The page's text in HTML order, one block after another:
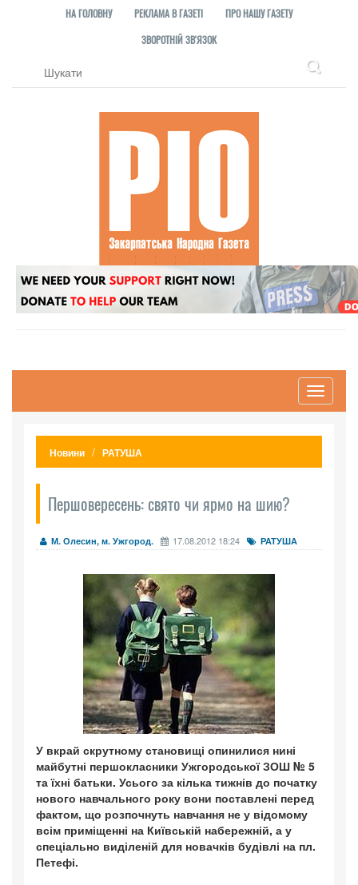
НА ГОЛОВНУ РЕКЛАМА В ГАЗЕТІ
ПРО НАШУ ГАЗЕТУ
ЗВОРОТНІЙ ЗВ'ЯЗОК
Toggle
Новини РАТУША
Першовересень: свято чи ярмо на шию?
М. Олесин, м. Ужгород. 17.08.2012 18:24 РАТУША
У вкрай скрутному становищі опинилися нині
майбутні першокласники Ужгородської ЗОШ № 5
та їхні батьки. Усього за кілька тижнів до початку
нового навчального року вони поставлені перед
фактом, що розпочнуть навчання не у відомому
всім приміщенні на Київській набережній, а у
спеціально виділеній для новачків будівлі на пл.
Петефі.